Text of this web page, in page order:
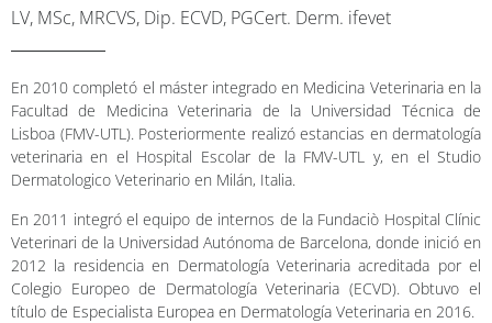
LV, MSc, MRCVS, Dip. ECVD, PGCert. Derm. ifevet
En 2010 completó el máster integrado en Medicina Veterinaria en la
Facultad de Medicina Veterinaria de la Universidad Técnica de
Lisboa (FMV-UTL). Posteriormente realizó estancias en dermatología
veterinaria en el Hospital Escolar de la FMV-UTL y, en el Studio
Dermatologico Veterinario en Milán, Italia.
En 2011 integró el equipo de internos de la Fundaciò Hospital Clínic
Veterinari de la Universidad Autónoma de Barcelona, donde inició en
2012 la residencia en Dermatología Veterinaria acreditada por el
Colegio Europeo de Dermatología Veterinaria (ECVD). Obtuvo el
título de Especialista Europea en Dermatología Veterinaria en 2016.